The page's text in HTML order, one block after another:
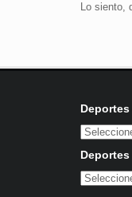
Lo siento,